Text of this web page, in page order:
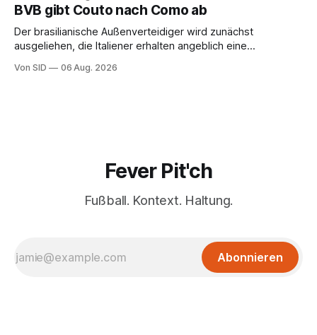
BVB gibt Couto nach Como ab
Der brasilianische Außenverteidiger wird zunächst
ausgeliehen, die Italiener erhalten angeblich eine
Von SID 06 Aug. 2026
Fever Pit'ch
Fußball. Kontext. Haltung.
Abonnieren